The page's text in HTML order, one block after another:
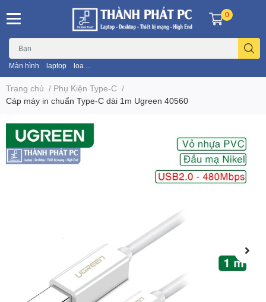
Màn hình laptop loa ...
0
Trang chủ / Phụ Kiện Type-C /
Cáp máy in chuẩn Type-C dài 1m Ugreen 40560